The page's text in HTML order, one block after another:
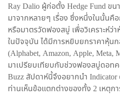
Ray Dalio ผู้ก่อตั้ง Hedge Fund ข
มาจากหลายๆ เรื่อง ซึ่งหนึ่งในนั้นคื
หรือมาตรวัดฟองสบู่ เพื่อวิเคราะห์ว่
ในปัจจุบัน ได้มีการหยิบยกราคาหุ้นก
(Alphabet, Amazon, Apple, Meta,
มาเปรียบเทียบกับช่วงฟองสบู่ดอทค
Buzz สัปดาห์นี้จึงอยากนำ
ท่านเห็นข้อแตกต่างของทั้ง 2 เหตุก